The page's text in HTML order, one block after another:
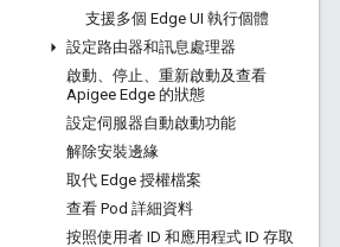
支援多個 Edge UI 執行個體
設定路由器和訊息處理器
啟動、停止、重新啟動及查看
Apigee Edge 的狀態
設定伺服器自動啟動功能
解除安裝邊緣
取代 Edge 授權檔案
查看 Pod 詳細資料
按照使用者 ID 和應用程式 ID 存取